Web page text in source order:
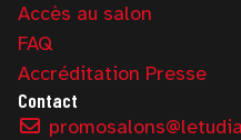
Accès au salon
FAQ
Accréditation Presse
Contact